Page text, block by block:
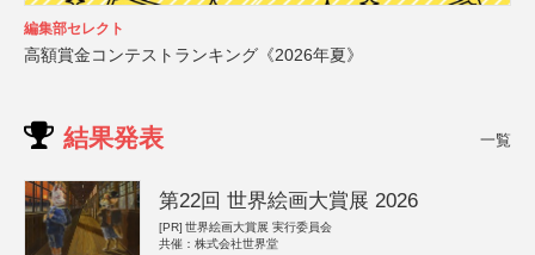
編集部セレクト
高額賞金コンテストランキング《2026年夏》
結果発表 一覧
第22回 世界絵画大賞展 2026
[PR] 世界絵画大賞展 実行委員会
共催：株式会社世界堂